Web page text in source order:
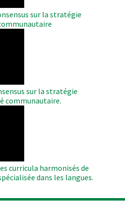
sur la stratégie
sur la stratégie
communautaire.
curricula harmonisés de
dans les langues.